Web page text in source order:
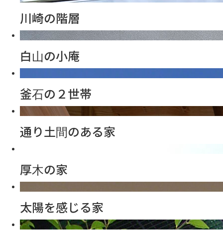
川崎の階層
白山の小庵
釜石の２世帯
通り土間のある家
厚木の家
太陽を感じる家